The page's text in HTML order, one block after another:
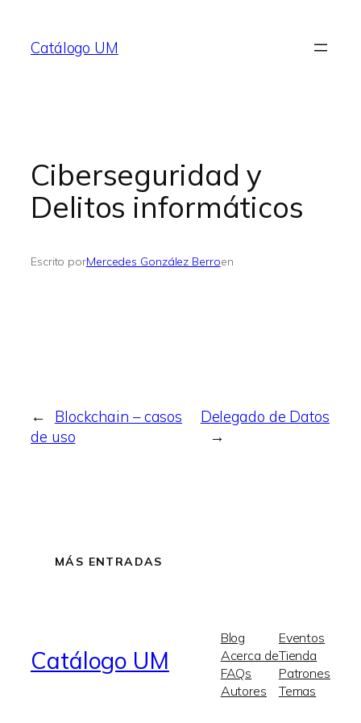
contenido
Catálogo UM
Ciberseguridad y
Delitos informáticos
Escrito porMercedes González Berroen
←
Blockchain – casos
de uso
Delegado de Datos
→
MÁS ENTRADAS
Catálogo UM
Blog
Acerca de
FAQs
Autores
Eventos
Tienda
Patrones
Temas